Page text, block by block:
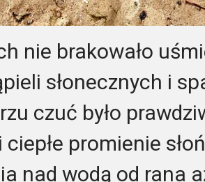
nie brakowało
słonecznych i
czuć było
promienie
nad wodą od rana